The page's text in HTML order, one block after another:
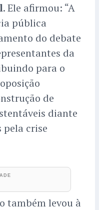
. Ele afirmou: “A
pública
do debate
da
para o
de
diante
pela crise
também levou à